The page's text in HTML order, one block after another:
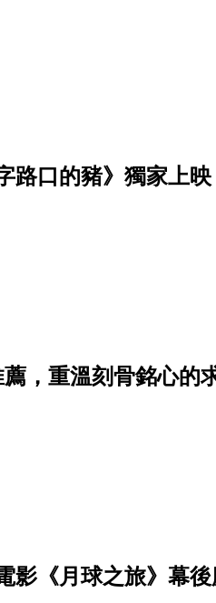
路口的豬》獨家上
，重溫刻骨銘心的
影《月球之旅》幕